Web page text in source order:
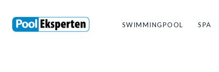
SWIMMINGPOOL SPA